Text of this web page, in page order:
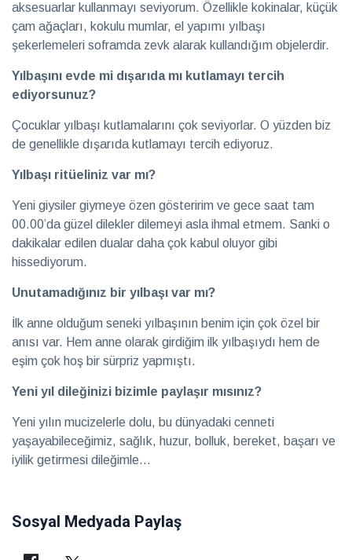
Ruhun
yolculuğuna
güvenli bir
28 Temmuz
Hayalleri
mekâna
dönüştüren
28 Temmuz
Röportaj
Teatro
Ayntab:
Bir
sahneden
2026
Farklı
kültürleri
keşfetmeyi
seviyorum
28 Temmuz
aksesuarlar kullanmayı seviyorum. Özellikle kokinalar, küçük
çam ağaçları, kokulu mumlar, el yapımı yılbaşı
şekerlemeleri soframda zevk alarak kullandığım objelerdir.
Yılbaşını evde mi dışarıda mı kutlamayı tercih
ediyorsunuz?
Çocuklar yılbaşı kutlamalarını çok seviyorlar. O yüzden biz
de genellikle dışarıda kutlamayı tercih ediyoruz.
Yılbaşı ritüeliniz var mı?
Yeni giysiler giymeye özen gösteririm ve gece saat tam
00.00’da güzel dilekler dilemeyi asla ihmal etmem. Sanki o
dakikalar edilen dualar daha çok kabul oluyor gibi
hissediyorum.
Unutamadığınız bir yılbaşı var mı?
İlk anne olduğum seneki yılbaşının benim için çok özel bir
anısı var. Hem anne olarak girdiğim ilk yılbaşıydı hem de
eşim çok hoş bir sürpriz yapmıştı.
Yeni yıl dileğinizi bizimle paylaşır mısınız?
Yeni yılın mucizelerle dolu, bu dünyadaki cenneti
yaşayabileceğimiz, sağlık, huzur, bolluk, bereket, başarı ve
iyilik getirmesi dileğimle...
Sosyal Medyada Paylaş